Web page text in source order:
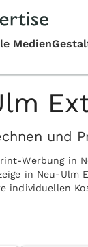
und
Werbung in
in Neu-Ulm
individuellen